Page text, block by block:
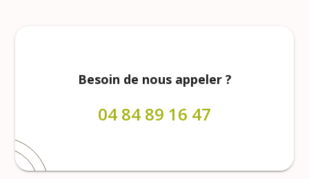
Besoin de nous appeler ?
04 84 89 16 47